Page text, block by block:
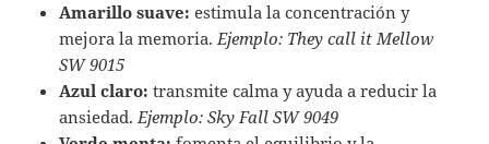
Amarillo suave: estimula la concentración y
mejora la memoria.Ejemplo: They call it Mellow
SW 9015
Azul claro: transmite calma y ayuda a reducir la
ansiedad.Ejemplo:Sky Fall SW 9049